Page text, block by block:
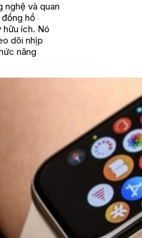
nghệ và quan
hồ
hữu ích. Nó
dõi nhịp
năng